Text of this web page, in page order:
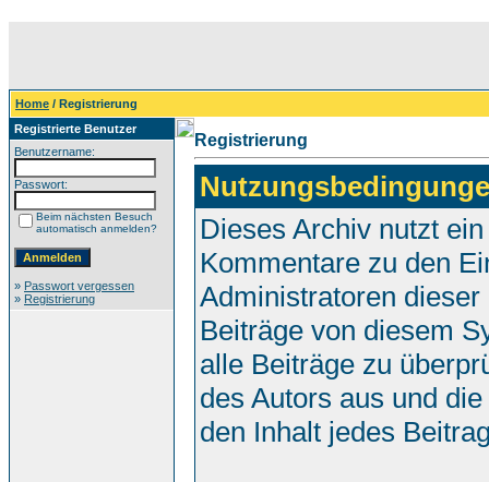
Home / Registrierung
Registrierte Benutzer
Benutzername:
Passwort:
Beim nächsten Besuch
automatisch anmelden?
» Passwort vergessen
» Registrierung
Registrierung
Dieses Archiv nutzt
Kommentare zu den
Administratoren
Beiträge von diesem
alle Beiträge zu
des Autors aus und
den Inhalt jedes